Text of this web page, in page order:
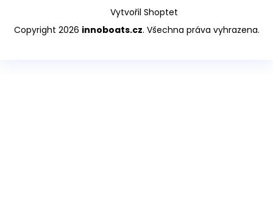
Vytvořil Shoptet
Copyright 2026 innoboats.cz. Všechna práva vyhrazena.